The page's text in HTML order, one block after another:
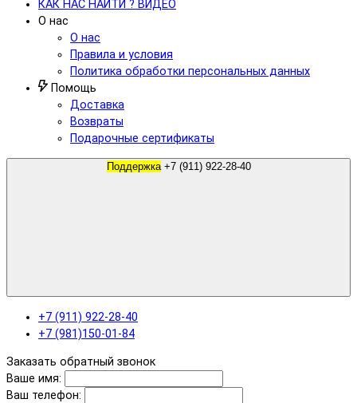
КАК НАС НАЙТИ ? ВИДЕО
О нас
О нас
Правила и условия
Политика обработки персональных данных
Помощь
Доставка
Возвраты
Подарочные сертификаты
Поддержка +7 (911) 922-28-40
+7 (911) 922-28-40
+7 (981)150-01-84
Заказать обратный звонок
Ваше имя:
Ваш телефон: